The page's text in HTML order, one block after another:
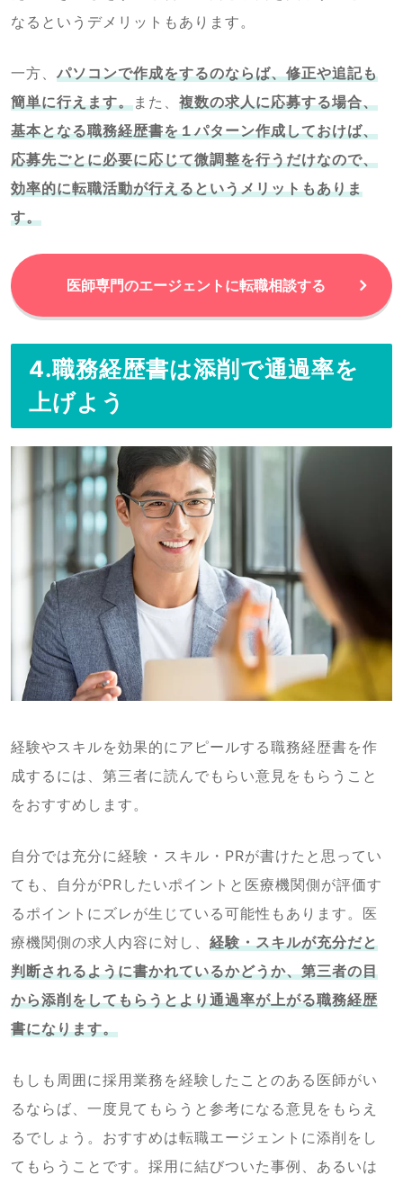
なるというデメリットもあります。
一方、 パソコンで作成をするのならば、修正や追記も
簡単に行えます。また、 複数の求人に応募する場合、
基本となる職務経歴書を１パターン作成しておけば、
応募先ごとに必要に応じて微調整を行うだけなので、
効率的に転職活動が行えるというメリットもありま
す。
医師専門のエージェントに転職相談する
4.職務経歴書は添削で通過率を
上げよう
経験やスキルを効果的にアピールする職務経歴書を作
成するには、第三者に読んでもらい意見をもらうこと
をおすすめします。
自分では充分に経験・スキル・PRが書けたと思ってい
ても、自分がPRしたいポイントと医療機関側が評価す
るポイントにズレが生じている可能性もあります。医
療機関側の求人内容に対し、 経験・スキルが充分だと
判断されるように書かれているかどうか、第三者の目
から添削をしてもらうとより通過率が上がる職務経歴
書になります。
もしも周囲に採用業務を経験したことのある医師がい
るならば、一度見てもらうと参考になる意見をもらえ
るでしょう。おすすめは転職エージェントに添削をし
てもらうことです。採用に結びついた事例、あるいは